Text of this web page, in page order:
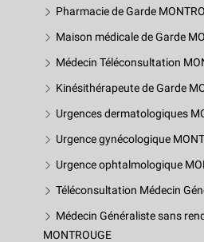
Pharmacie de Garde
Maison médicale de Garde
Médecin Téléconsultation
Kinésithérapeute de Garde
Urgences dermatologiques
Urgence gynécologique
Urgence ophtalmologique
Téléconsultation Médecin
Médecin Généraliste sans
MONTROUGE